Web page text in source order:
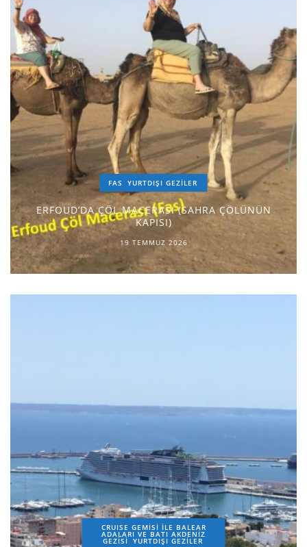
FAS YURTDIŞI GEZILER
ERFOUD’DA ÇÖL MACERASI (SAHRA ÇÖLÜNÜN
KAPISI)
19 TEMMUZ 2026
CRUISE GEMİSİ İLE BALEAR
ADALARI VE BATI AKDENİZ
GEZİSİ YURTDIŞI GEZILER